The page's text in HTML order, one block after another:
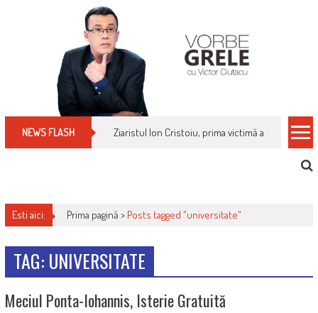
NEWS FLASH Ziaristul Ion Cristoiu, prima victimă a noi
Esti aici: Prima pagină > Posts tagged "universitate"
TAG: UNIVERSITATE
Meciul Ponta-Iohannis, Isterie Gratuită